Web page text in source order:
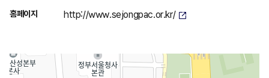
홈페이지 http://www.sejongpac.or.kr/